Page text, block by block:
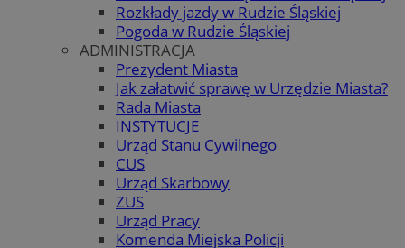
Rozkłady jazdy w Rudzie Śląskiej
Pogoda w Rudzie Śląskiej
ADMINISTRACJA
Prezydent Miasta
Jak załatwić sprawę w Urzędzie Miasta?
Rada Miasta
INSTYTUCJE
Urząd Stanu Cywilnego
CUS
Urząd Skarbowy
ZUS
Urząd Pracy
Komenda Miejska Policji